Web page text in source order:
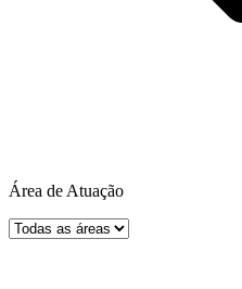
Área de Atuação